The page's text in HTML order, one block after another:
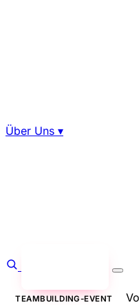
Über Uns ▾
TEAMBUILDING-EVENT